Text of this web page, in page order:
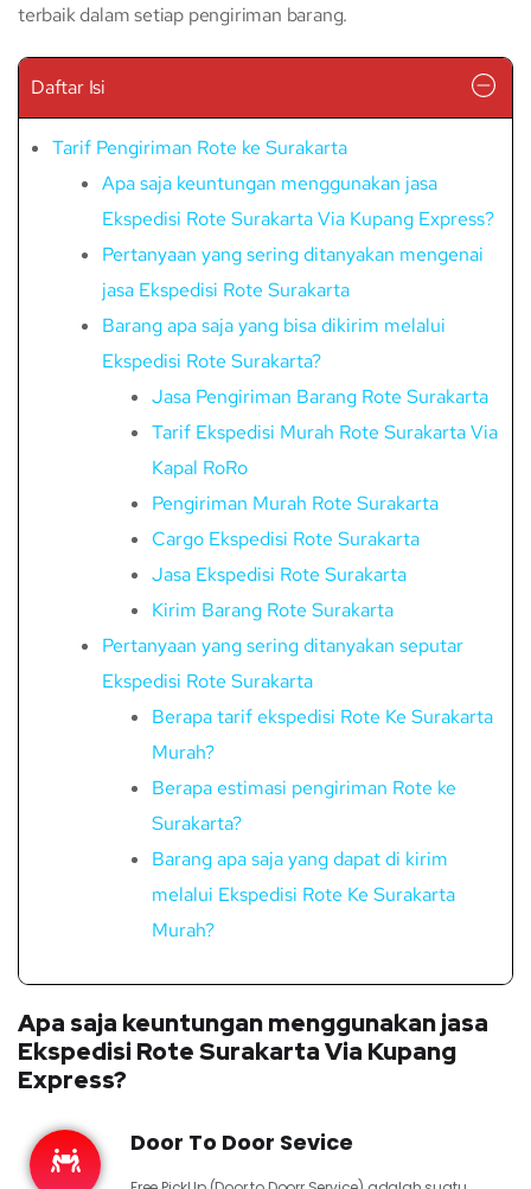
terbaik dalam setiap pengiriman barang.
Daftar Isi
Tarif Pengiriman Rote ke Surakarta
Apa saja keuntungan menggunakan jasa
Ekspedisi Rote Surakarta Via Kupang Express?
Pertanyaan yang sering ditanyakan mengenai
jasa Ekspedisi Rote Surakarta
Barang apa saja yang bisa dikirim melalui
Ekspedisi Rote Surakarta?
Jasa Pengiriman Barang Rote Surakarta
Tarif Ekspedisi Murah Rote Surakarta Via
Kapal RoRo
Pengiriman Murah Rote Surakarta
Cargo Ekspedisi Rote Surakarta
Jasa Ekspedisi Rote Surakarta
Kirim Barang Rote Surakarta
Pertanyaan yang sering ditanyakan seputar
Ekspedisi Rote Surakarta
Berapa tarif ekspedisi Rote Ke Surakarta
Murah?
Berapa estimasi pengiriman Rote ke
Surakarta?
Barang apa saja yang dapat di kirim
melalui Ekspedisi Rote Ke Surakarta
Murah?
Apa saja keuntungan menggunakan jasa
Ekspedisi Rote Surakarta Via Kupang
Express?
Door To Door Sevice